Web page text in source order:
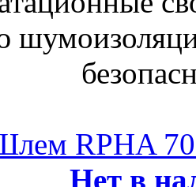
RPHA
Нет в